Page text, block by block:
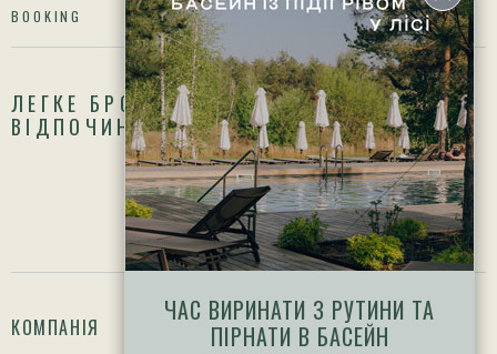
BOOKING
ЛЕГКЕ БРОНЮВАННЯ ВАШОГО
ВІДПОЧИНКУ
КОМПАНІЯ ПІДТРИМКА
ЧАС ВИРИНАТИ З РУТИНИ ТА
ПІРНАТИ В БАСЕЙН